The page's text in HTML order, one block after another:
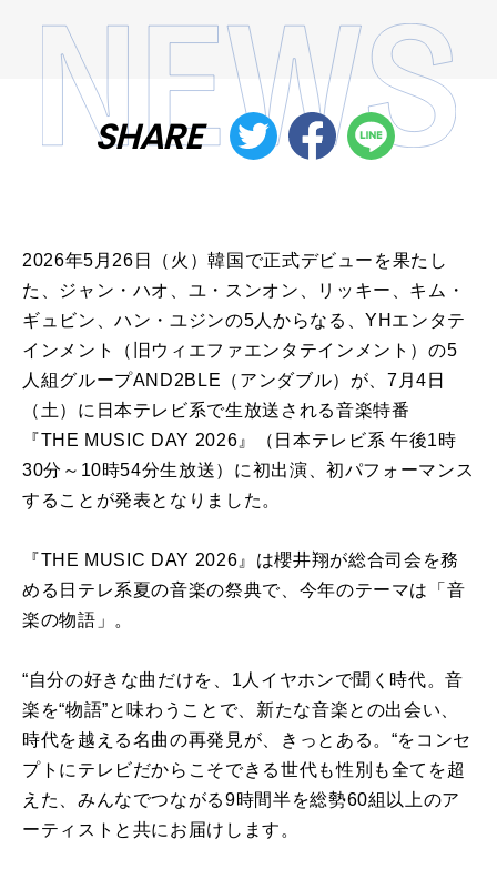
SHARE
2026年5月26日（火）韓国で正式デビューを果たし
た、ジャン・ハオ、ユ・スンオン、リッキー、キム・
ギュビン、ハン・ユジンの5人からなる、YHエンタテ
インメント（旧ウィエファエンタテインメント）の5
人組グループAND2BLE（アンダブル）が、7月4日
（土）に日本テレビ系で生放送される音楽特番
『THE MUSIC DAY 2026』（日本テレビ系 午後1時
30分～10時54分生放送）に初出演、初パフォーマンス
することが発表となりました。
『THE MUSIC DAY 2026』は櫻井翔が総合司会を務
める日テレ系夏の音楽の祭典で、今年のテーマは「音
楽の物語」。
“自分の好きな曲だけを、1人イヤホンで聞く時代。音
楽を“物語”と味わうことで、新たな音楽との出会い、
時代を越える名曲の再発見が、きっとある。“をコンセ
プトにテレビだからこそできる世代も性別も全てを超
えた、みんなでつながる9時間半を総勢60組以上のア
ーティストと共にお届けします。